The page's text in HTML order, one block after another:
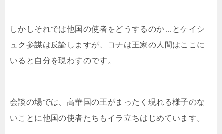
しかしそれでは他国の使者をどうするのか…とケイシ
ュク参謀は反論しますが、ヨナは王家の人間はここに
いると自分を現わすのです。
会談の場では、高華国の王がまったく現れる様子のな
いことに他国の使者たちもイラ立ちはじめています。